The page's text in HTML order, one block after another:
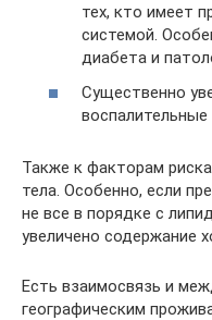
тех, кто имеет
системой.
диабета и
Существенно
воспалительные
Также к факторам
тела. Особенно, если
не все в порядке с
увеличено содержание
Есть взаимосвязь и
географическим